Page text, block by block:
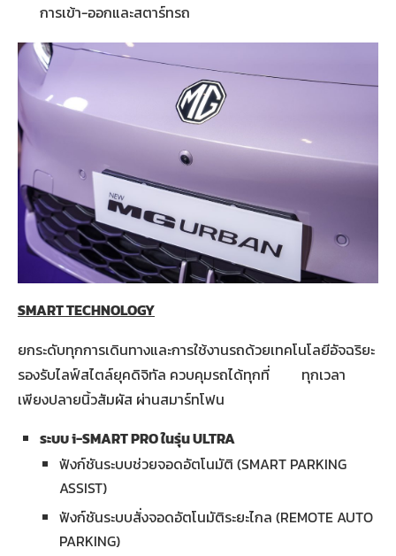
การเข้า-ออกและสตาร์ทรถ
SMART TECHNOLOGY
ยกระดับทุกการเดินทางและการใช้งานรถด้วยเทคโนโลยีอัจฉริยะ
รองรับไลฟ์สไตล์ยุคดิจิทัล ควบคุมรถได้ทุกที่ ทุกเวลา
เพียงปลายนิ้วสัมผัส ผ่านสมาร์ทโฟน
ระบบi-SMART PRO ในรุ่น ULTRA
ฟังก์ชันระบบช่วยจอดอัตโนมัติ (SMART PARKING
ASSIST)
ฟังก์ชันระบบสั่งจอดอัตโนมัติระยะไกล (REMOTE AUTO
PARKING)